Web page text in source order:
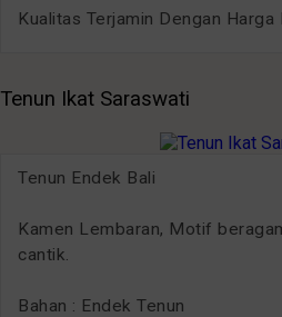
Kualitas Terjamin Dengan Harga
Tenun Ikat Saraswati
Tenun Endek Bali
Kamen Lembaran, Motif
cantik.
Bahan : Endek Tenun